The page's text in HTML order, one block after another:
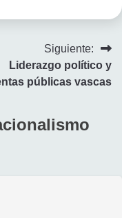
Siguiente:
Liderazgo político y
públicas vascas